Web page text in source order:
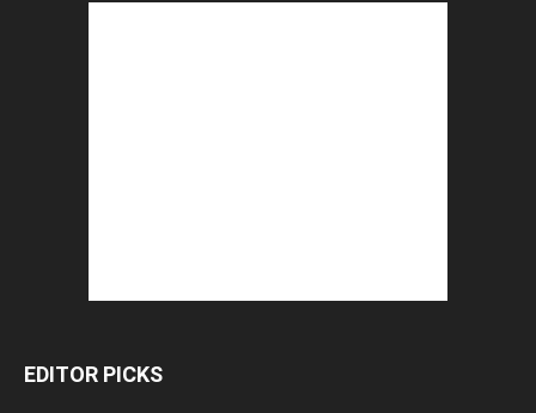
EDITOR PICKS